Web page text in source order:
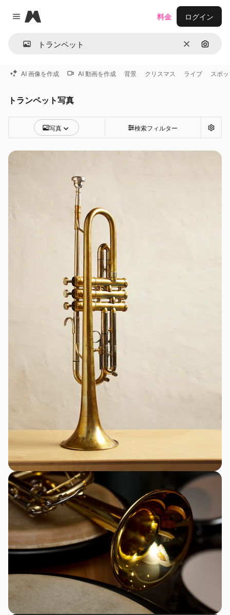
Close menu
Magnific
消去 画像で
料金 ログイン
AI 画像を作成 AI 動画を作成 背景 クリスマス ライブ スポ
トランペット写真
写真 検索フィルター